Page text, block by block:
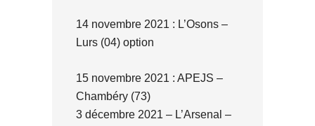
14 novembre 2021 : L’Osons –
Lurs (04) option
15 novembre 2021 : APEJS –
Chambéry (73)
3 décembre 2021 – L’Arsenal –